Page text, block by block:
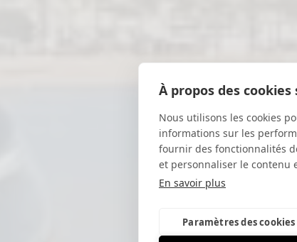
À propos des cookies
Nous utilisons les cookies
informations sur les
fournir des fonctionnalités
et personnaliser le contenu
En savoir plus
Paramètres des cookies